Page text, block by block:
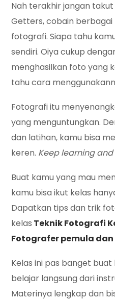
Nah terakhir jangan
Getters, cobain berbagai
fotografi. Siapa tahu
sendiri. Oiya cukup
menghasilkan foto yang
tahu cara
Fotografi itu
yang menguntungkan.
dan latihan, kamu bisa
keren. Keep learning
Buat kamu yang mau
kamu bisa ikut kelas
Dapatkan tips dan trik
kelas Teknik Fotografi
Fotografer pemula
Kelas ini pas banget
belajar langsung dari
Materinya lengkap dan